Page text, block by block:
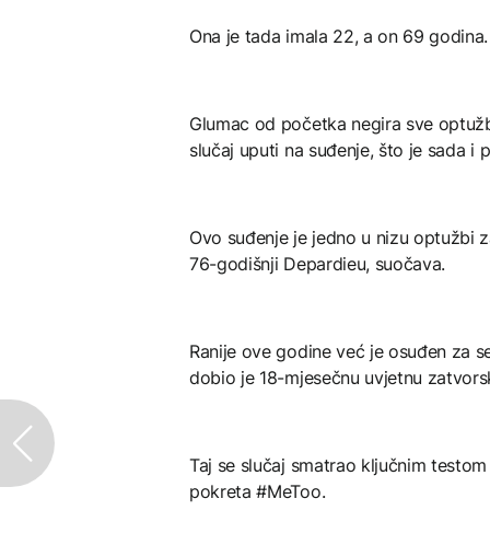
Ona je tada imala 22, a on 69 godina.
Glumac od početka negira sve
slučaj uputi na suđenje, što je sada i
Ovo suđenje je jedno u nizu optužbi
76-godišnji Depardieu, suočava.
Ranije ove godine već je osuđen za
dobio je 18-mjesečnu uvjetnu
Taj se slučaj smatrao ključnim
pokreta #MeToo.